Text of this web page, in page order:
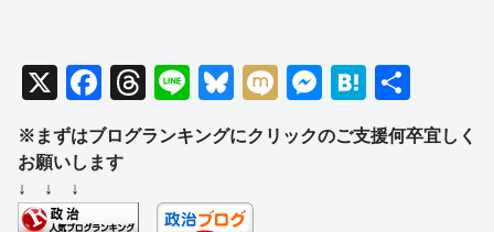
X
F
a
c
b
T
hr
e
d
Li
n
e
Bl
e
y
M
ixi
M
ss
H
at
e
有
※まずはブログランキングにクリックのご支援何卒宜しく
お願いします
↓ ↓ ↓